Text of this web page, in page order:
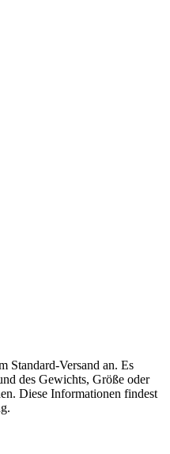
Standard-Versand an. Es
des Gewichts, Größe oder
Diese Informationen findest